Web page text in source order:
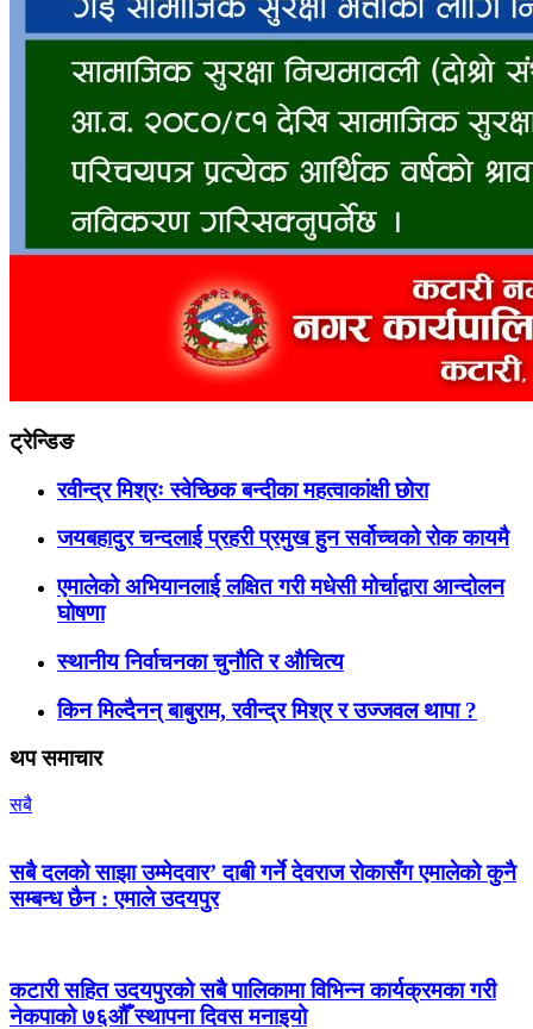
ट्रेन्डिङ
रवीन्द्र मिश्रः स्वेच्छिक बन्दीका महत्वाकांक्षी छोरा
जयबहादुर चन्दलाई प्रहरी प्रमुख हुन सर्वोच्चको रोक कायमै
एमालेको अभियानलाई लक्षित गरी मधेसी मोर्चाद्वारा आन्दोलन
घोषणा
स्थानीय निर्वाचनका चुनौति र औचित्य
किन मिल्दैनन् बाबुराम, रवीन्द्र मिश्र र उज्जवल थापा ?
थप समाचार
सबै
सबै दलको साझा उम्मेदवार’ दाबी गर्ने देवराज रोकासँग एमालेको कुनै
सम्बन्ध छैन : एमाले उदयपुर
कटारी सहित उदयपुरको सबै पालिकामा विभिन्न कार्यक्रमका गरी
नेकपाको ७६औँ स्थापना दिवस मनाइयो